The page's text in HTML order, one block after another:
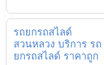
รถยกรถสไลด์
สวนหลวง บริการ รถ
ยกรถสไลด์ ราคาถูก